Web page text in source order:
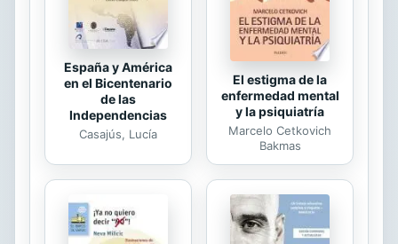
todos...
España y América
en el Bicentenario
de las
Independencias
Casajús, Lucía
El estigma de la
enfermedad mental
y la psiquiatría
Marcelo Cetkovich
Bakmas